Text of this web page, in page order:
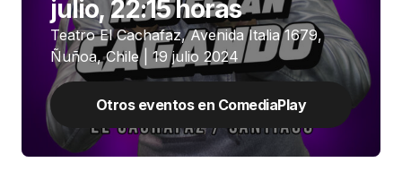
julio, 22:15 horas
Teatro El Cachafaz, Avenida Italia 1679,
Ñuñoa, Chile | 19 julio 2024
Otros eventos en ComediaPlay